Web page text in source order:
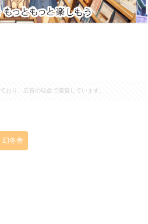
おり、広告の収益で運営しています。
幻冬舎